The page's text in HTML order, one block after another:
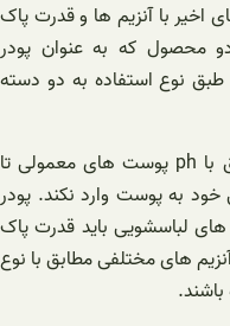
با آنزیم ها و قدرت پاک
محصول که به عنوان پودر
طبق نوع استفاده به دو دسته
پودر های دستی دارای آنزیم هایی مطابق با ph پوست های معمولی تا
به پوست وارد نکند. پودر
لباسشویی باید قدرت پاک
های مختلفی مطابق با نوع